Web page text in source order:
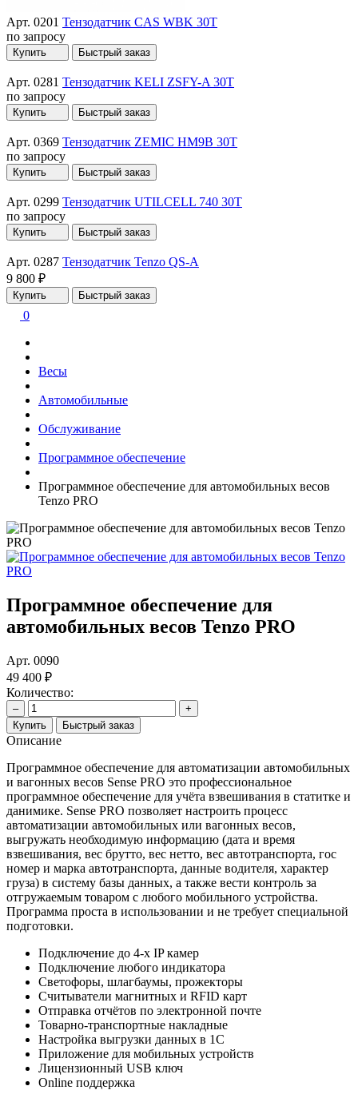
Арт. 0201 Тензодатчик CAS WBK 30T
по запросу
Купить Быстрый заказ
Арт. 0281 Тензодатчик KELI ZSFY-A 30T
по запросу
Купить Быстрый заказ
Арт. 0369 Тензодатчик ZEMIC HM9B 30T
по запросу
Купить Быстрый заказ
Арт. 0299 Тензодатчик UTILCELL 740 30T
по запросу
Купить Быстрый заказ
Арт. 0287 Тензодатчик Tenzo QS-A
9 800 ₽
Купить Быстрый заказ
0
Весы
Автомобильные
Обслуживание
Программное обеспечение
Программное обеспечение для автомобильных весов
Tenzo PRO
Программное обеспечение для
автомобильных весов Tenzo PRO
Арт. 0090
49 400 ₽
Количество:
–
+
Купить
Быстрый заказ
Описание
Программное обеспечение для автоматизации автомобильных
и вагонных весов Sense PRO это профессиональное
программное обеспечение для учёта взвешивания в статитке и
данимике. Sense PRO позволяет настроить процесс
автоматизации автомобильных или вагонных весов,
выгружать необходимую информацию (дата и время
взвешивания, вес брутто, вес нетто, вес автотранспорта, гос
номер и марка автотранспорта, данные водителя, характер
груза) в систему базы данных, а также вести контроль за
отгружаемым товаром с любого мобильного устройства.
Программа проста в использовании и не требует специальной
подготовки.
Подключение до 4-х IP камер
Подключение любого индикатора
Светофоры, шлагбаумы, прожекторы
Считыватели магнитных и RFID карт
Отправка отчётов по электронной почте
Товарно-транспортные накладные
Настройка выгрузки данных в 1С
Приложение для мобильных устройств
Лицензионный USB ключ
Online поддержка